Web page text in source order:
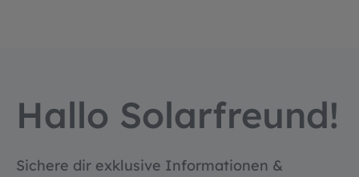
Hallo Solarfreund!
Sichere dir exklusive Informationen &